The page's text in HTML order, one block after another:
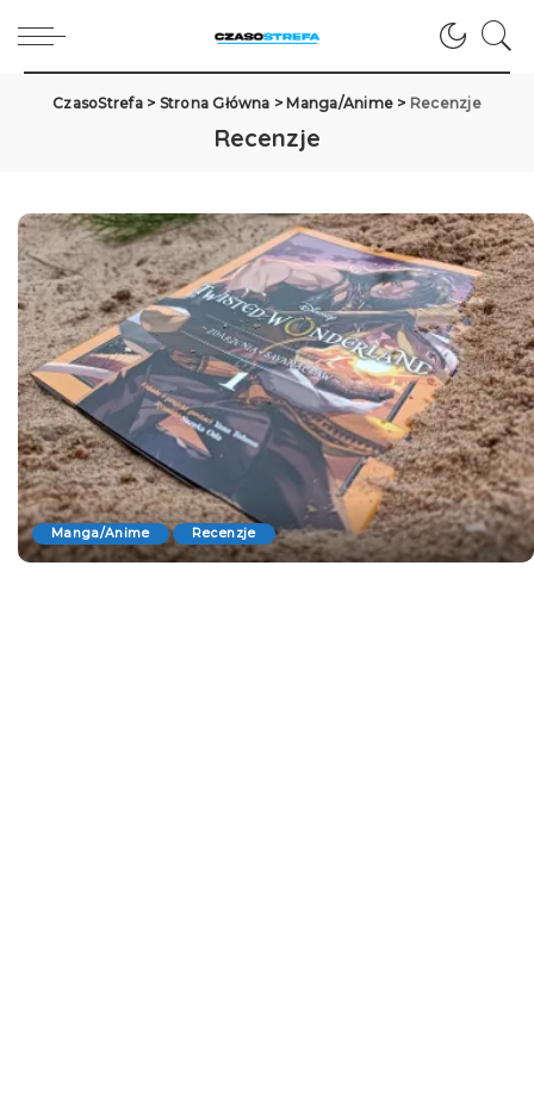
CzasoStrefa> Strona Główna > Manga/Anime > Recenzje
Recenzje
Manga/Anime Recenzje